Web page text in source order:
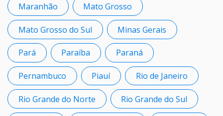
Maranhão Mato Grosso
Mato Grosso do Sul Minas Gerais
Pará Paraíba Paraná
Pernambuco Piauí Rio de Janeiro
Rio Grande do Norte Rio Grande do Sul